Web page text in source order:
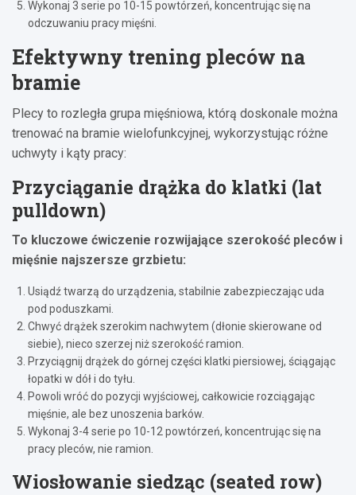
Wykonaj 3 serie po 10-15 powtórzeń, koncentrując się na
odczuwaniu pracy mięśni.
Efektywny trening pleców na
bramie
Plecy to rozległa grupa mięśniowa, którą doskonale można
trenować na bramie wielofunkcyjnej, wykorzystując różne
uchwyty i kąty pracy:
Przyciąganie drążka do klatki (lat
pulldown)
To kluczowe ćwiczenie rozwijające szerokość pleców i
mięśnie najszersze grzbietu:
Usiądź twarzą do urządzenia, stabilnie zabezpieczając uda
pod poduszkami.
Chwyć drążek szerokim nachwytem (dłonie skierowane od
siebie), nieco szerzej niż szerokość ramion.
Przyciągnij drążek do górnej części klatki piersiowej, ściągając
łopatki w dół i do tyłu.
Powoli wróć do pozycji wyjściowej, całkowicie rozciągając
mięśnie, ale bez unoszenia barków.
Wykonaj 3-4 serie po 10-12 powtórzeń, koncentrując się na
pracy pleców, nie ramion.
Wiosłowanie siedząc (seated row)